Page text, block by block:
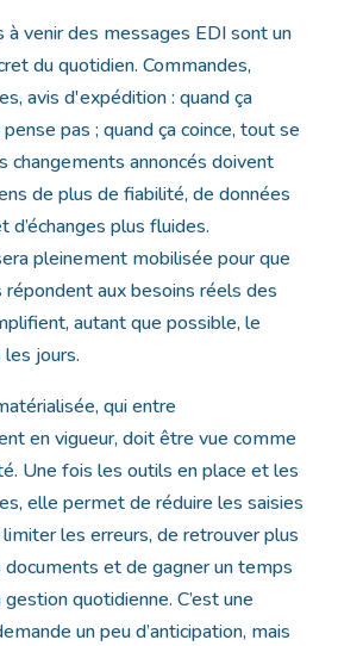
à venir des messages EDI sont un
du quotidien. Commandes,
avis d'expédition : quand ça
pense pas ; quand ça coince, tout se
changements annoncés doivent
de plus de fiabilité, de données
d’échanges plus fluides.
pleinement mobilisée pour que
aux besoins réels des
autant que possible, le
jours.
qui entre
en vigueur, doit être vue comme
Une fois les outils en place et les
elle permet de réduire les saisies
les erreurs, de retrouver plus
et de gagner un temps
quotidienne. C’est une
un peu d’anticipation, mais